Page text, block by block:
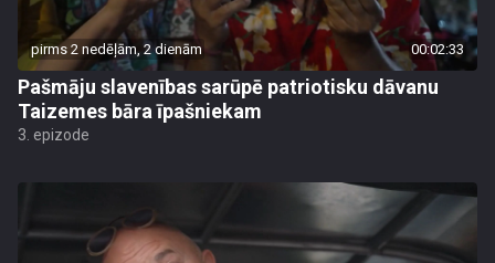
pirms 2 nedēļām, 2 dienām 00:02:33
Pašmāju slavenības sarūpē patriotisku dāvanu
Taizemes bāra īpašniekam
3. epizode